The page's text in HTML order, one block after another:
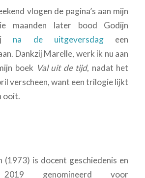
vlogen de pagina’s aan mijn
maanden later bood Godijn
na de uitgeversdag een
Dankzij Marelle, werk ik nu aan
boek Val uit de tijd, nadat het
verscheen, want een trilogie lijkt
ooit.
(1973) is docent geschiedenis en
genomineerd voor